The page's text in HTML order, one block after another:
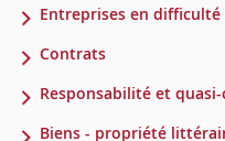
Entreprises en difficulté
Contrats
Responsabilité et
Biens - propriété